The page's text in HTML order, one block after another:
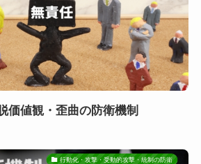
価値観・歪曲の防衛機制
行動化・攻撃・受動的攻撃・統制の防衛